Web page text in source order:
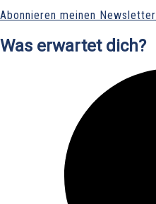
Abonnieren meinen Newsletter
Was erwartet dich?